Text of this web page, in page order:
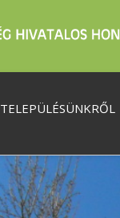
TELEPÜLÉSÜNKRŐL